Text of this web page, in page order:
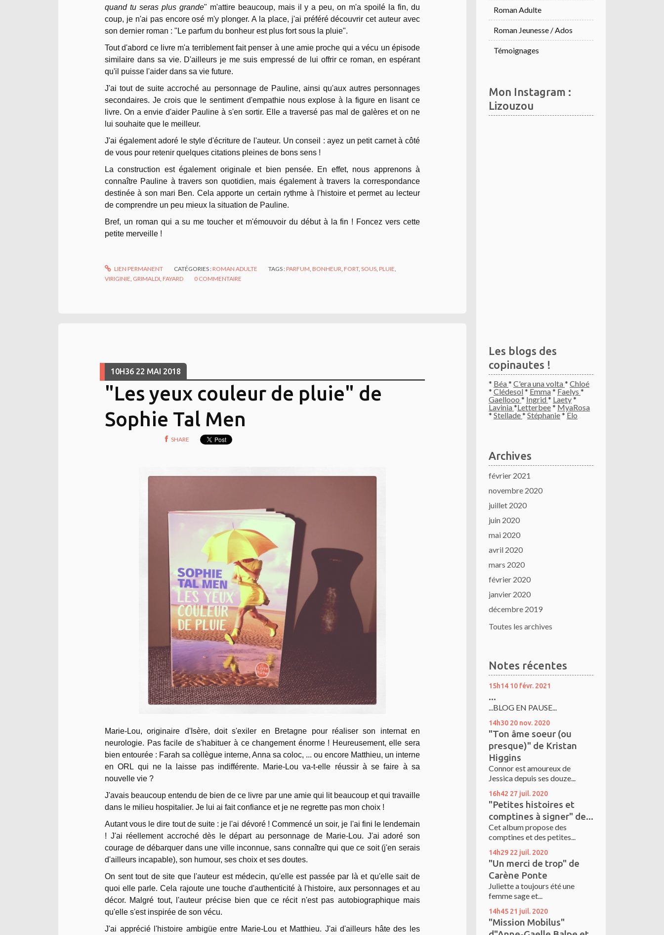
quand tu seras plus grande" m'attire beaucoup, mais il y a peu, on m'a spoilé la fin, du
coup, je n'ai pas encore osé m'y plonger. A la place, j'ai préféré découvrir cet auteur avec
son dernier roman : "Le parfum du bonheur est plus fort sous la pluie".
Tout d'abord ce livre m'a terriblement fait penser à une amie proche qui a vécu un épisode
similaire dans sa vie. D'ailleurs je me suis empressé de lui offrir ce roman, en espérant
qu'il puisse l'aider dans sa vie future.
J'ai tout de suite accroché au personnage de Pauline, ainsi qu'aux autres personnages
secondaires. Je crois que le sentiment d'empathie nous explose à la figure en lisant ce
livre. On a envie d'aider Pauline à s'en sortir. Elle a traversé pas mal de galères et on ne
lui souhaite que le meilleur.
J'ai également adoré le style d'écriture de l'auteur. Un conseil : ayez un petit carnet à côté
de vous pour retenir quelques citations pleines de bons sens !
La construction est également originale et bien pensée. En effet, nous apprenons à
connaître Pauline à travers son quotidien, mais également à travers la correspondance
destinée à son mari Ben. Cela apporte un certain rythme à l'histoire et permet au lecteur
de comprendre un peu mieux la situation de Pauline.
Bref, un roman qui a su me toucher et m'émouvoir du début à la fin ! Foncez vers cette
petite merveille !
LIEN PERMANENT CATÉGORIES :ROMAN ADULTE TAGS :PARFUM ,BONHEUR ,FORT,SOUS ,PLUIE
VIRIGINIE GRIMALDI FAYARD 0 COMMENTAIRE
10H36 22 MAI 2018
"Les yeux couleur de pluie" de
Sophie Tal Men
SHARE
Marie-Lou, originaire d'Isère, doit s'exiler en Bretagne pour réaliser son internat en
neurologie. Pas facile de s'habituer à ce changement énorme ! Heureusement, elle sera
bien entourée : Farah sa collègue interne, Anna sa coloc, ... ou encore Matthieu, un interne
en ORL qui ne la laisse pas indifférente. Marie-Lou va-t-elle réussir à se faire à sa
nouvelle vie ?
J'avais beaucoup entendu de bien de ce livre par une amie qui lit beaucoup et qui travaille
dans le milieu hospitalier. Je lui ai fait confiance et je ne regrette pas mon choix !
Autant vous le dire tout de suite : je l'ai dévoré ! Commencé un soir, je l'ai fini le lendemain
! J'ai réellement accroché dès le départ au personnage de Marie-Lou. J'ai adoré son
courage de débarquer dans une ville inconnue, sans connaître qui que ce soit (j'en serais
d'ailleurs incapable), son humour, ses choix et ses doutes.
On sent tout de site que l'auteur est médecin, qu'elle est passée par là et qu'elle sait de
quoi elle parle. Cela rajoute une touche d'authenticité à l'histoire, aux personnages et au
décor. Malgré tout, l'auteur précise bien que ce récit n'est pas autobiographique mais
qu'elle s'est inspirée de son vécu.
J'ai apprécié l'histoire ambigüe entre Marie-Lou et Matthieu. J'ai d'ailleurs hâte des les
Roman Adulte
Roman Jeunesse / Ados
Témoignages
Mon Instagram :
Lizouzou
Les blogs des
copinautes !
* Béa* C'era una volta* Chloé
* Clédesol* Emma* Faelys *
Gaellooo * Ingrid* Laety*
Lavinia*Letterbee* MyaRosa
* Stellade* Stéphanie*Elo
Archives
février 2021
novembre 2020
juillet 2020
juin 2020
mai 2020
avril 2020
mars 2020
février 2020
janvier 2020
décembre 2019
Toutes les archives
Notes récentes
15h14 10 févr. 2021
...
...BLOG EN PAUSE...
14h30 20 nov. 2020
"Ton âme soeur (ou
presque)" de Kristan
Higgins
Connor est amoureux de
Jessica depuis ses douze...
16h42 27 juil. 2020
"Petites histoires et
comptines à signer" de...
Cet album propose des
comptines et des petites...
14h29 22 juil. 2020
"Un merci de trop" de
Carène Ponte
Juliette a toujours été une
femme sage et...
14h45 21 juil. 2020
"Mission Mobilus"